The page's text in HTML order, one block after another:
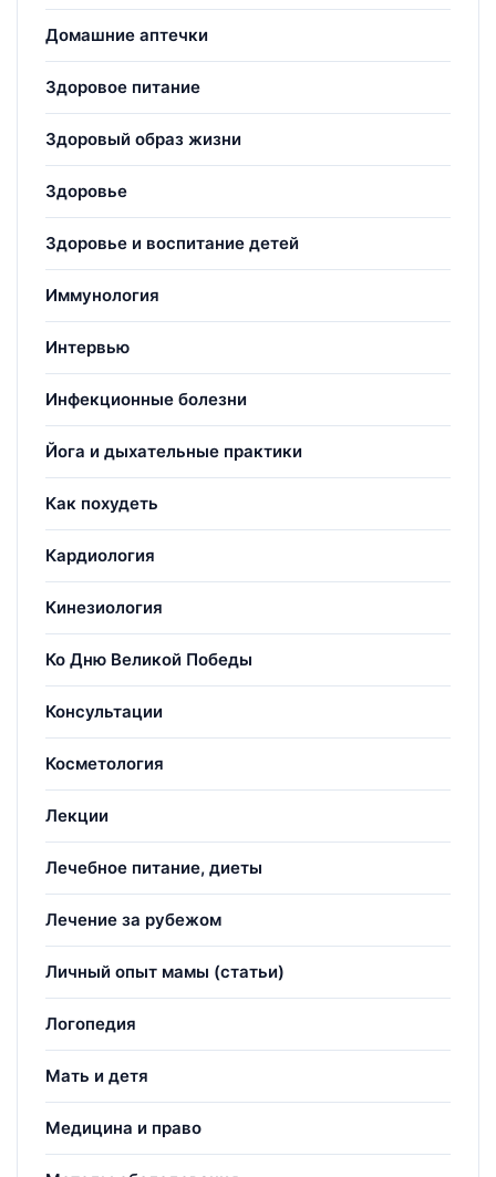
Домашние аптечки
Здоровое питание
Здоровый образ жизни
Здоровье
Здоровье и воспитание детей
Иммунология
Интервью
Инфекционные болезни
Йога и дыхательные практики
Как похудеть
Кардиология
Кинезиология
Ко Дню Великой Победы
Консультации
Косметология
Лекции
Лечебное питание, диеты
Лечение за рубежом
Личный опыт мамы (статьи)
Логопедия
Мать и детя
Медицина и право